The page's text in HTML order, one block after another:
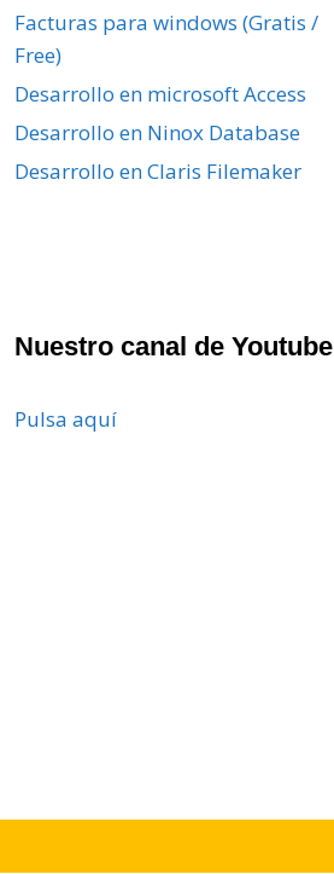
Facturas para windows (Gratis /
Free)
Desarrollo en microsoft Access
Desarrollo en Ninox Database
Desarrollo en Claris Filemaker
Nuestro canal de Youtube
Pulsa aquí